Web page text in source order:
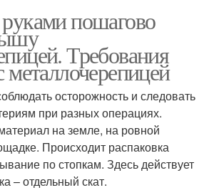
пошагово
Требования
металлочерепицей
осторожность и следовать
при разных операциях.
на земле, на ровной
Происходит распаковка
по стопкам. Здесь действует
– отдельный скат.